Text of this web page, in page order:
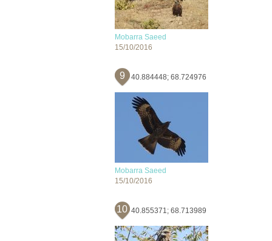
Mobarra Saeed
15/10/2016
9 40.884448; 68.724976
Mobarra Saeed
15/10/2016
10 40.855371; 68.713989